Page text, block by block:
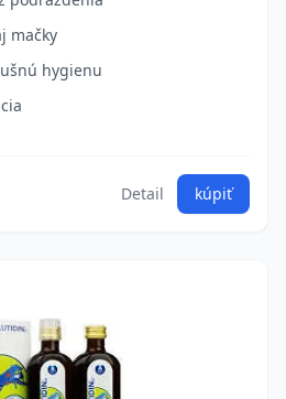
mačky
hygienu
Detail kúpiť